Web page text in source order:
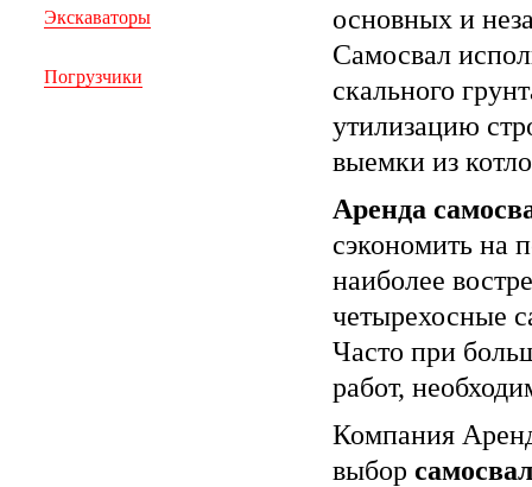
Экскаваторы
Погрузчики
основных и
Самосвал
скального
утилизацию
выемки из
Аренда
сэкономить на
наиболее
четырехосные
Часто при
работ,
Компания
выбор